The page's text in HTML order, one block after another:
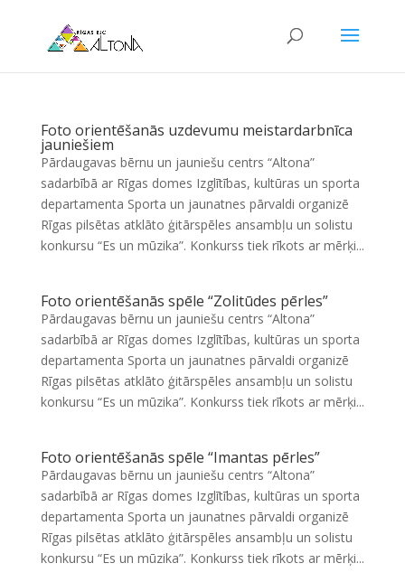
Foto orientēšanās uzdevumu meistardarbnīca
jauniešiem
Pārdaugavas bērnu un jauniešu centrs “Altona”
sadarbībā ar Rīgas domes Izglītības, kultūras un sporta
departamenta Sporta un jaunatnes pārvaldi organizē
Rīgas pilsētas atklāto ģitārspēles ansambļu un solistu
konkursu “Es un mūzika”. Konkurss tiek rīkots ar mērķi...
Foto orientēšanās spēle “Zolitūdes pērles”
Pārdaugavas bērnu un jauniešu centrs “Altona”
sadarbībā ar Rīgas domes Izglītības, kultūras un sporta
departamenta Sporta un jaunatnes pārvaldi organizē
Rīgas pilsētas atklāto ģitārspēles ansambļu un solistu
konkursu “Es un mūzika”. Konkurss tiek rīkots ar mērķi...
Foto orientēšanās spēle “Imantas pērles”
Pārdaugavas bērnu un jauniešu centrs “Altona”
sadarbībā ar Rīgas domes Izglītības, kultūras un sporta
departamenta Sporta un jaunatnes pārvaldi organizē
Rīgas pilsētas atklāto ģitārspēles ansambļu un solistu
konkursu “Es un mūzika”. Konkurss tiek rīkots ar mērķi...